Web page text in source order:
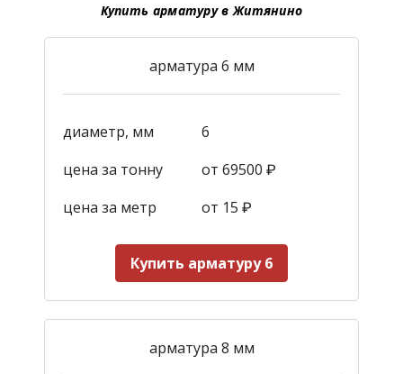
Купить арматуру в Житянино
арматура 6 мм
диаметр, мм
6
цена за тонну
от 69500 ₽
цена за метр
от 15 ₽
Купить арматуру 6
арматура 8 мм